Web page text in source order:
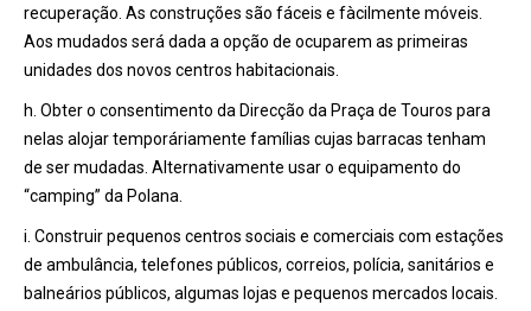
recuperação. As construções são fáceis e fàcilmente móveis.
Aos mudados será dada a opção de ocuparem as primeiras
unidades dos novos centros habitacionais.
h. Obter o consentimento da Direcção da Praça de Touros para
nelas alojar temporáriamente famílias cujas barracas tenham
de ser mudadas. Alternativamente usar o equipamento do
“camping” da Polana.
i. Construir pequenos centros sociais e comerciais com estações
de ambulância, telefones públicos, correios, polícia, sanitários e
balneários públicos, algumas lojas e pequenos mercados locais.